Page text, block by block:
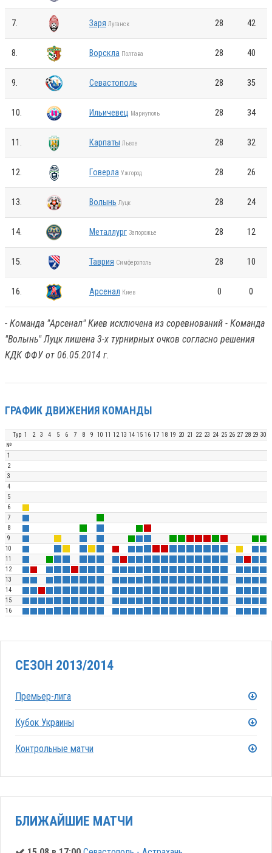
7. Заря Луганск 28 42
8. Ворскла Полтава 28 40
9. Севастополь 28 35
10. Ильичевец Мариуполь 28 34
11. Карпаты Львов 28 32
12. Говерла Ужгород 28 26
13. Волынь Луцк 28 24
14. Металлург Запорожье 28 12
15. Таврия Симферополь 28 10
16. Арсенал Киев 0 0
- Команда "Арсенал" Киев исключена из соревнований - Команда
"Волынь" Луцк лишена 3-х турнирных очков согласно решения
КДК ФФУ от 06.05.2014 г.
ГРАФИК ДВИЖЕНИЯ КОМАНДЫ
Тур 1 2 3 4 5 6 7 8 9 10 11 12 13 14 15 16 17 18 19 20 21 22 23 24 25 26 27 28 29 30
№
1
2
3
4
5
6
7
8
9
10
11
12
13
14
15
16
СЕЗОН 2013/2014
Премьер-лига
Кубок Украины
Контрольные матчи
БЛИЖАЙШИЕ МАТЧИ